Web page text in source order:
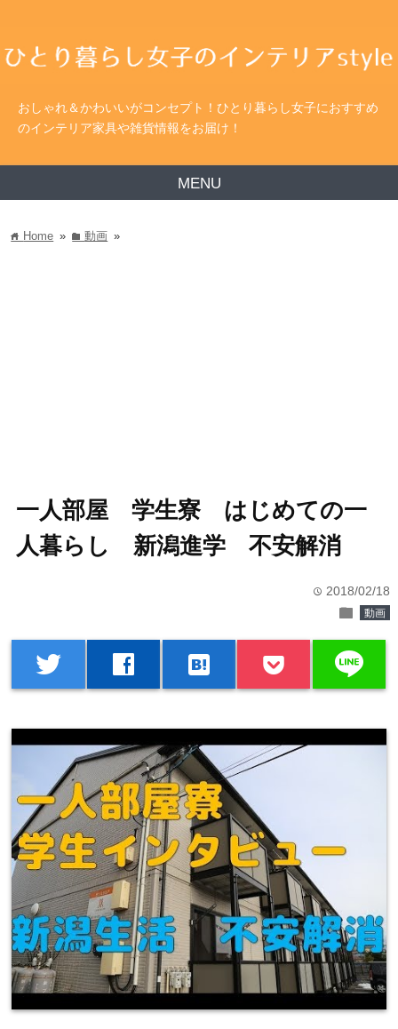
おしゃれ＆かわいいがコンセプト！ひとり暮らし女子におすすめ
のインテリア家具や雑貨情報をお届け！
MENU
home Home » folder動画 »
一人部屋 学生寮 はじめての一
人暮らし 新潟進学 不安解消
time 2018/02/18
folder 動画
twitter facebook hatenabookmark line